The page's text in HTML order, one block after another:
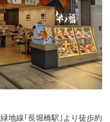
地線｢長堀橋駅｣より徒歩約